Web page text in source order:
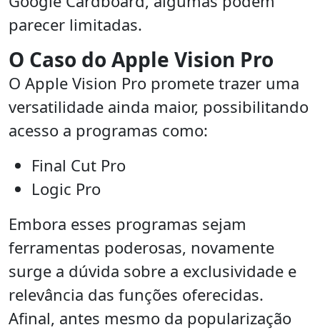
parecer limitadas.
O Caso do Apple Vision Pro
O Apple Vision Pro promete trazer uma
versatilidade ainda maior, possibilitando
acesso a programas como:
Final Cut Pro
Logic Pro
Embora esses programas sejam
ferramentas poderosas, novamente
surge a dúvida sobre a exclusividade e
relevância das funções oferecidas.
Afinal, antes mesmo da popularização